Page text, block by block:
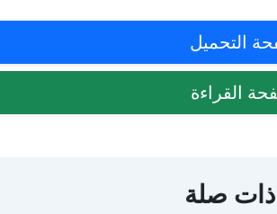
التحميل
القراءة
صلة